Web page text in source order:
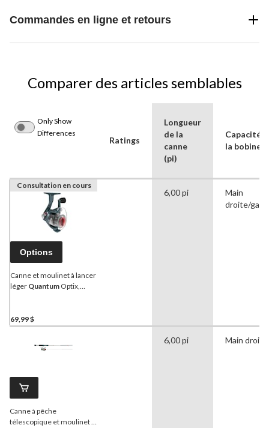
Commandes en ligne et retours
Comparer des articles semblables
Only Show
Differences
Ratings
Longueur
de la
canne
(pi)
Capacité
la bobine
Consultation en cours
Options
Canne et moulinet à lancer
léger Quantum Optix,
69,99 $
6,00 pi
Main
droite/
Canne à pêche
télescopique et moulinet à
6,00 pi Main droite